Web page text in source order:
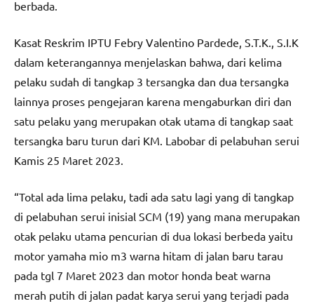
berbada.
Kasat Reskrim IPTU Febry Valentino Pardede, S.T.K., S.I.K
dalam keterangannya menjelaskan bahwa, dari kelima
pelaku sudah di tangkap 3 tersangka dan dua tersangka
lainnya proses pengejaran karena mengaburkan diri dan
satu pelaku yang merupakan otak utama di tangkap saat
tersangka baru turun dari KM. Labobar di pelabuhan serui
Kamis 25 Maret 2023.
“Total ada lima pelaku, tadi ada satu lagi yang di tangkap
di pelabuhan serui inisial SCM (19) yang mana merupakan
otak pelaku utama pencurian di dua lokasi berbeda yaitu
motor yamaha mio m3 warna hitam di jalan baru tarau
pada tgl 7 Maret 2023 dan motor honda beat warna
merah putih di jalan padat karya serui yang terjadi pada